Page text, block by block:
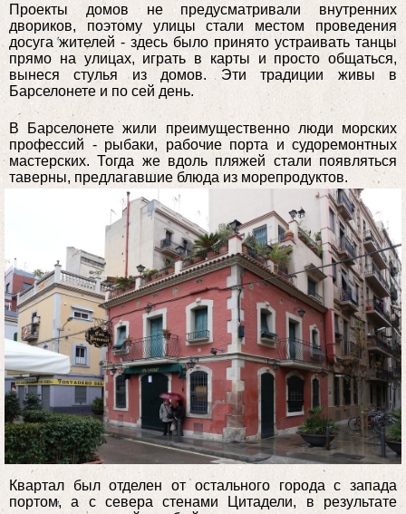
Проекты домов не предусматривали внутренних
двориков, поэтому улицы стали местом проведения
досуга жителей - здесь было принято устраивать танцы
прямо на улицах, играть в карты и просто общаться,
вынеся стулья из домов. Эти традиции живы в
Барселонете и по сей день.
В Барселонете жили преимущественно люди морских
профессий - рыбаки, рабочие порта и судоремонтных
мастерских. Тогда же вдоль пляжей стали появляться
таверны, предлагавшие блюда из морепродуктов.
Квартал был отделен от остального города с запада
портом, а с севера стенами Цитадели, в результате